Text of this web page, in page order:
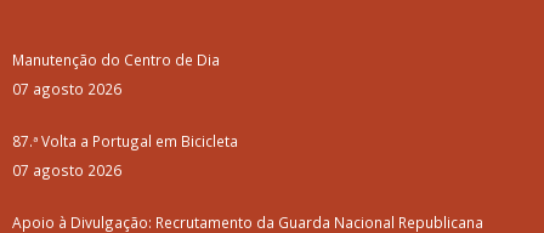
Manutenção do Centro de Dia
07 agosto 2026
87.ª Volta a Portugal em Bicicleta
07 agosto 2026
Apoio à Divulgação: Recrutamento da Guarda Nacional Republicana